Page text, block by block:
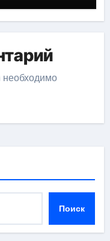
необходимо
Поиск